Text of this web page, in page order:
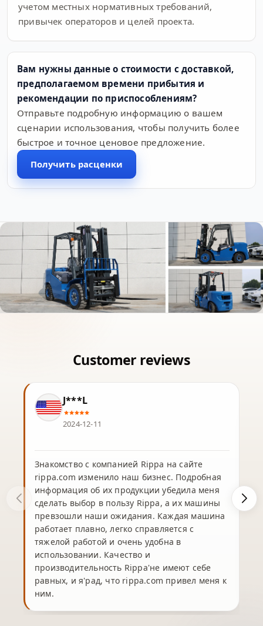
учетом местных нормативных требований,
привычек операторов и целей проекта.
Вам нужны данные о стоимости с доставкой,
предполагаемом времени прибытия и
рекомендации по приспособлениям?
Отправьте подробную информацию о вашем
сценарии использования, чтобы получить более
быстрое и точное ценовое предложение.
Получить расценки
J***L
2024-12-11
Знакомство с компанией Rippa на сайте
rippa.com изменило наш бизнес. Подробная
информация об их продукции убедила меня
сделать выбор в пользу Rippa, а их машины
превзошли наши ожидания. Каждая машина
работает плавно, легко справляется с
тяжелой работой и очень удобна в
использовании. Качество и
производительность Rippa'не имеют себе
равных, и я'рад, что rippa.com привел меня к
ним.